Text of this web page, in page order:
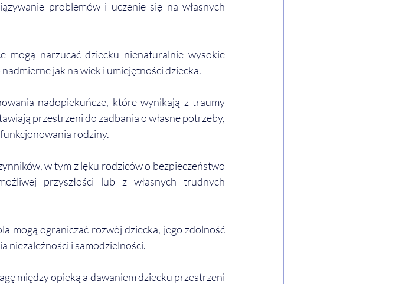
problemów i uczenie się na własnych
mogą narzucać dziecku nienaturalnie wysokie
jak na wiek i umiejętności dziecka.
nadopiekuńcze, które wynikają z traumy
przestrzeni do zadbania o własne potrzeby,
rodziny.
w tym z lęku rodziców o bezpieczeństwo
przyszłości lub z własnych trudnych
mogą ograniczać rozwój dziecka, jego zdolność
niezależności i samodzielności.
między opieką a dawaniem dziecku przestrzeni